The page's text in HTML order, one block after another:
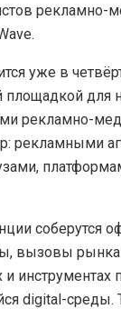
рекламно-
уже в
площадкой для
рекламно-
рекламными
соберутся
вызовы рынка
инструментах
digital-среды.